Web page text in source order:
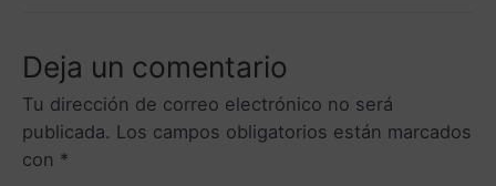
Deja un comentario
Tu dirección de correo electrónico no será
publicada. Los campos obligatorios están marcados
con *